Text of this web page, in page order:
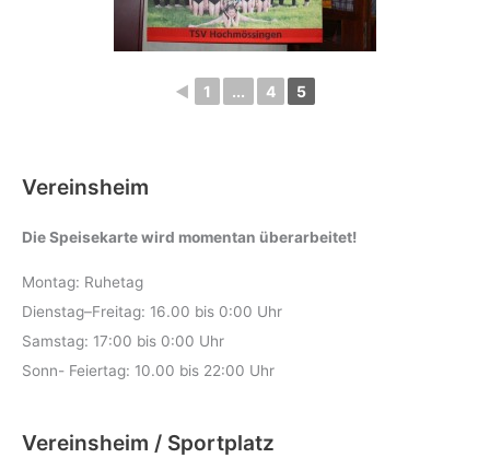
◄ 1 ... 4 5
Vereinsheim
Die Speisekarte wird momentan überarbeitet!
Montag: Ruhetag
Dienstag–Freitag: 16.00 bis 0:00 Uhr
Samstag: 17:00 bis 0:00 Uhr
Sonn- Feiertag: 10.00 bis 22:00 Uhr
Vereinsheim / Sportplatz